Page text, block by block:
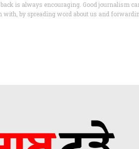
is always encouraging. Good journalism
with, by spreading word about us and